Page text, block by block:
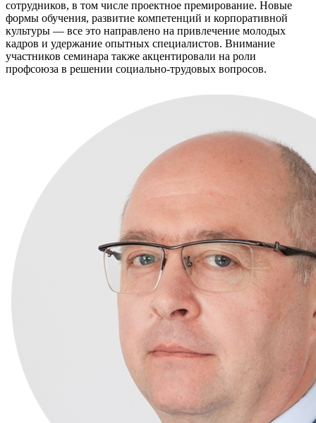
сотрудников, в том числе проектное премирование. Новые
формы обучения, развитие компетенций и корпоративной
культуры — все это направлено на привлечение молодых
кадров и удержание опытных специалистов. Внимание
участников семинара также акцентировали на роли
профсоюза в решении социально-трудовых вопросов.